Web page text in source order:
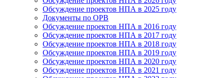
Обсуждение проектов НПА в 2025 году
Документы по ОРВ
Обсуждение проектов НПА в 2016 году
Обсуждение проектов НПА в 2017 году
Обсуждение проектов НПА в 2018 году
Обсуждение проектов НПА в 2019 году
Обсуждение проектов НПА в 2020 году
Обсуждение проектов НПА в 2021 году